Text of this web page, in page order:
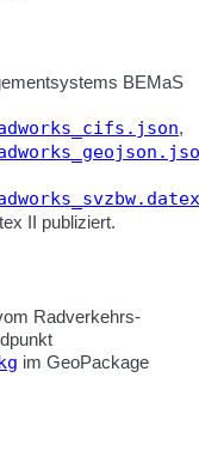
BEMaS
,
II publiziert.
Radverkehrs-
im GeoPackage